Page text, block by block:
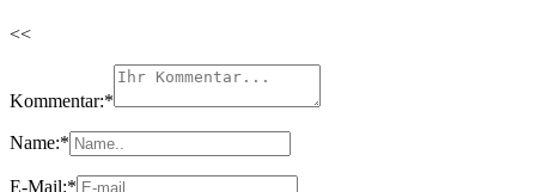
<<
Kommentar:*
Name:*
E-Mail:*